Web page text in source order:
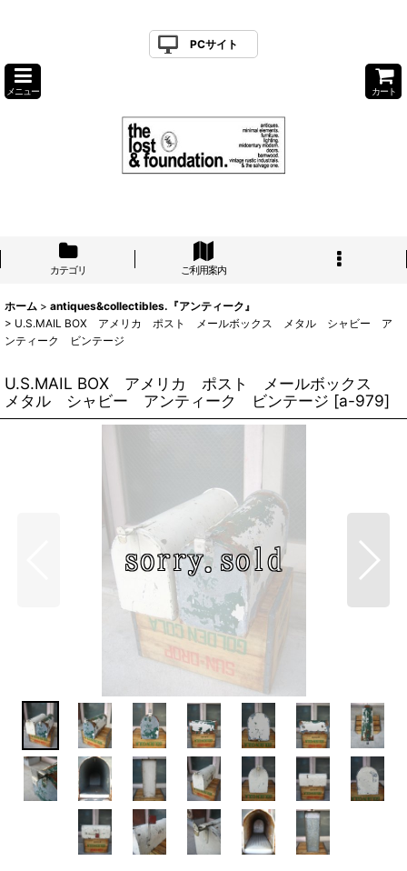
PCサイト
メニュー カート
カテゴリ ご利用案内
ホーム > antiques&collectibles.『アンティーク』
> U.S.MAIL BOX アメリカ ポスト メールボックス メタル シャビー ア
ンティーク ビンテージ
U.S.MAIL BOX アメリカ ポスト メールボックス
メタル シャビー アンティーク ビンテージ [a-979]